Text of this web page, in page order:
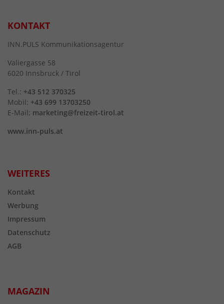
KONTAKT
INN.PULS Kommunikationsagentur
Valiergasse 58
6020 Innsbruck / Tirol
Tel.: +43 512 370325
Mobil: +43 699 13703250
E-Mail: marketing@freizeit-tirol.at
www.inn-puls.at
WEITERES
Kontakt
Werbung
Impressum
Datenschutz
AGB
MAGAZIN